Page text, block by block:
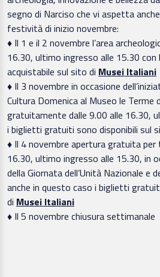
segno di Narciso che vi aspetta
festività di inizio novembre:
♦ Il 1 e il 2 novembre l’area
16.30, ultimo ingresso alle 15.30
acquistabile sul sito di Musei Italiani
♦ Il 3 novembre in occasione
Cultura Domenica al Museo le Terme
gratuitamente dalle 9.00 alle 16.30,
i biglietti gratuiti sono disponibili sul
♦ Il 4 novembre apertura gratuita
16.30, ultimo ingresso alle 15.30, in
della Giornata dell’Unità Nazionale e
anche in questo caso i biglietti
di Musei Italiani
♦ Il 5 novembre chiusura settimanale